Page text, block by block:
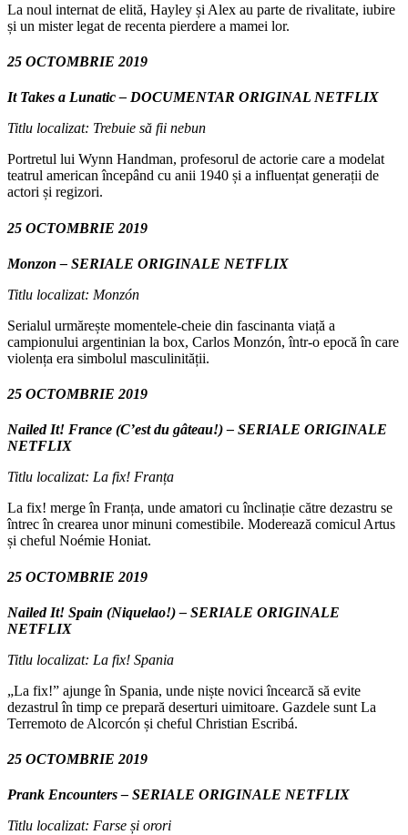
La noul internat de elită, Hayley și Alex au parte de rivalitate, iubire
și un mister legat de recenta pierdere a mamei lor.
25 OCTOMBRIE 2019
It Takes a Lunatic – DOCUMENTAR ORIGINAL NETFLIX
Titlu localizat: Trebuie să fii nebun
Portretul lui Wynn Handman, profesorul de actorie care a modelat
teatrul american începând cu anii 1940 și a influențat generații de
actori și regizori.
25 OCTOMBRIE 2019
Monzon – SERIALE ORIGINALE NETFLIX
Titlu localizat: Monzón
Serialul urmărește momentele-cheie din fascinanta viață a
campionului argentinian la box, Carlos Monzón, într-o epocă în care
violența era simbolul masculinității.
25 OCTOMBRIE 2019
Nailed It! France (C’est du gâteau!) – SERIALE ORIGINALE
NETFLIX
Titlu localizat: La fix! Franța
La fix! merge în Franța, unde amatori cu înclinație către dezastru se
întrec în crearea unor minuni comestibile. Moderează comicul Artus
și cheful Noémie Honiat.
25 OCTOMBRIE 2019
Nailed It! Spain (Niquelao!) – SERIALE ORIGINALE
NETFLIX
Titlu localizat: La fix! Spania
„La fix!” ajunge în Spania, unde niște novici încearcă să evite
dezastrul în timp ce prepară deserturi uimitoare. Gazdele sunt La
Terremoto de Alcorcón și cheful Christian Escribá.
25 OCTOMBRIE 2019
Prank Encounters – SERIALE ORIGINALE NETFLIX
Titlu localizat: Farse și orori